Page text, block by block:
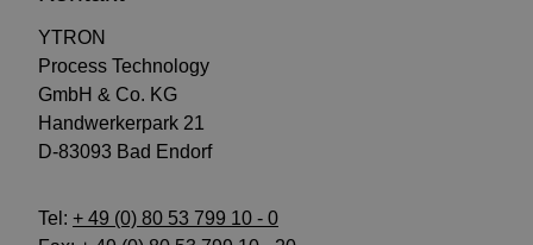
YTRON
Process Technology
GmbH & Co. KG
Handwerkerpark 21
D-83093 Bad Endorf
Tel: + 49 (0) 80 53 799 10 - 0